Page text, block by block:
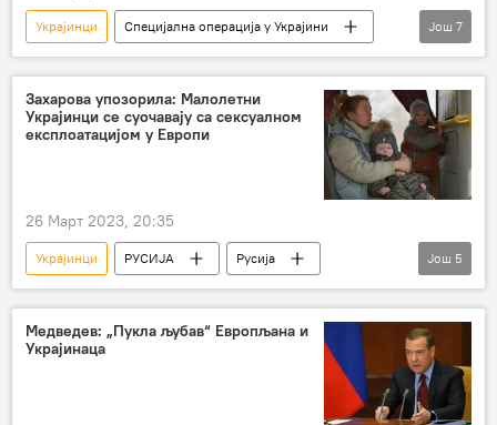
Украјинци
Специјална операција у Украјини
Специјална војна операција у Украјини – вести
ласо
становништво
истрага
Ил-76 Русија
Још 7
Захарова упозорила: Малолетни
Украјинци се суочавају са сексуалном
експлоатацијом у Европи
26 Март 2023, 20:35
Украјинци РУСИЈА
Русија
Русија – политика
Политика
Европска унија (ЕУ)
деца
малолетници
Још 5
Медведев: „Пукла љубав“ Европљана и
Украјинаца